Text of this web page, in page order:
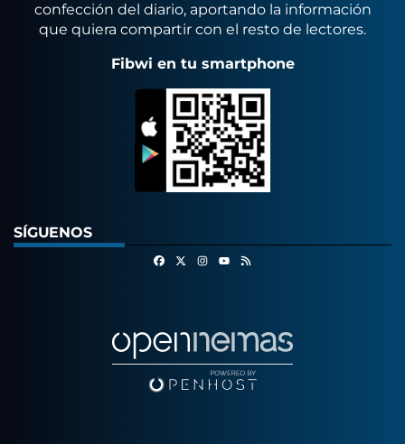
confección del diario, aportando la información
que quiera compartir con el resto de lectores.
Fibwi en tu smartphone
SÍGUENOS
FacebookInstagram